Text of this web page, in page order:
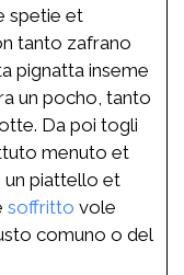
spetie et
tanto zafrano
pignatta inseme
un pocho, tanto
Da poi togli
menuto et
un piattello et
soffritto vole
comuno o del